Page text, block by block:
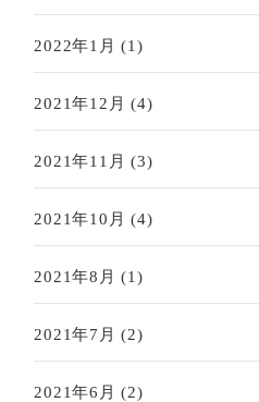
2022年1月 (1)
2021年12月 (4)
2021年11月 (3)
2021年10月 (4)
2021年8月 (1)
2021年7月 (2)
2021年6月 (2)